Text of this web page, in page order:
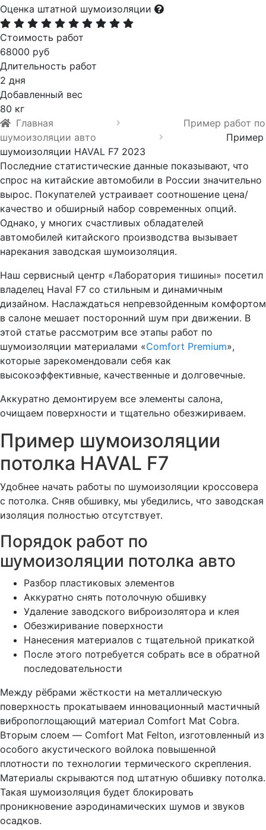
Оценка штатной шумоизоляции
Стоимость работ
68000 руб
Длительность работ
2 дня
Добавленный вес
80 кг
Главная
Пример работ по
шумоизоляции авто
Пример
шумоизоляции HAVAL F7 2023
Последние статистические данные показывают, что
спрос на китайские автомобили в России значительно
вырос. Покупателей устраивает соотношение цена/
качество и обширный набор современных опций.
Однако, у многих счастливых обладателей
автомобилей китайского производства вызывает
нарекания заводская шумоизоляция.
Наш сервисный центр «Лаборатория тишины» посетил
владелец Haval F7 со стильным и динамичным
дизайном. Наслаждаться непревзойденным комфортом
в салоне мешает посторонний шум при движении. В
этой статье рассмотрим все этапы работ по
шумоизоляции материалами «Comfort Premium»,
которые зарекомендовали себя как
высокоэффективные, качественные и долговечные.
Аккуратно демонтируем все элементы салона,
очищаем поверхности и тщательно обезжириваем.
Пример шумоизоляции
потолка HAVAL F7
Удобнее начать работы по шумоизоляции кроссовера
с потолка. Сняв обшивку, мы убедились, что заводская
изоляция полностью отсутствует.
Порядок работ по
шумоизоляции потолка авто
Разбор пластиковых элементов
Аккуратно снять потолочную обшивку
Удаление заводского виброизолятора и клея
Обезжиривание поверхности
Нанесения материалов с тщательной прикаткой
После этого потребуется собрать все в обратной
последовательности
Между рёбрами жёсткости на металлическую
поверхность прокатываем инновационный мастичный
вибропоглощающий материал Comfort Mat Cobra.
Вторым слоем — Comfort Mat Felton, изготовленный из
особого акустического войлока повышенной
плотности по технологии термического скрепления.
Материалы скрываются под штатную обшивку потолка.
Такая шумоизоляция будет блокировать
проникновение аэродинамических шумов и звуков
осадков.